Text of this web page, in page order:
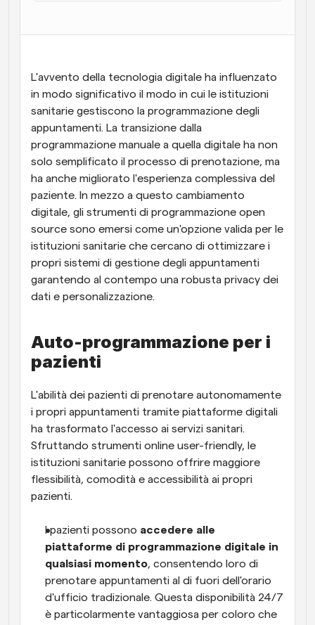
Programmazione potenziata con chiamate
supportate dall'IA
Automatizzare la pianificazione e i promemoria
Blog
Riunioni Instantanee
Link di Gruppo Dinamico
Webhook
L'avvento della tecnologia digitale ha influenzato
in modo significativo il modo in cui le istituzioni
sanitarie gestiscono la programmazione degli
appuntamenti. La transizione dalla
programmazione manuale a quella digitale ha non
solo semplificato il processo di prenotazione, ma
ha anche migliorato l'esperienza complessiva del
paziente. In mezzo a questo cambiamento
digitale, gli strumenti di programmazione open
source sono emersi come un'opzione valida per le
istituzioni sanitarie che cercano di ottimizzare i
propri sistemi di gestione degli appuntamenti
garantendo al contempo una robusta privacy dei
dati e personalizzazione.
Auto-programmazione per i
pazienti
L'abilità dei pazienti di prenotare autonomamente
i propri appuntamenti tramite piattaforme digitali
ha trasformato l'accesso ai servizi sanitari.
Sfruttando strumenti online user-friendly, le
istituzioni sanitarie possono offrire maggiore
flessibilità, comodità e accessibilità ai propri
pazienti.
I pazienti possono accedere alle
piattaforme di programmazione digitale in
qualsiasi momento, consentendo loro di
prenotare appuntamenti al di fuori dell'orario
d'ufficio tradizionale. Questa disponibilità 24/7
è particolarmente vantaggiosa per coloro che